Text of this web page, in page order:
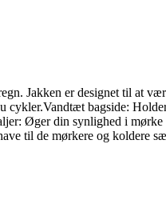
Jakken er designet til at
cykler.Vandtæt bagside:
Øger din synlighed i mørke
til de mørkere og koldere